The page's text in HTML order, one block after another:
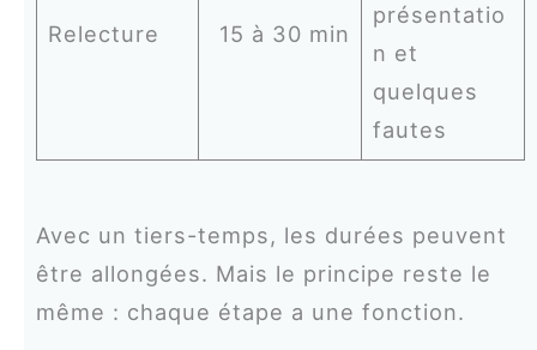
Relecture 15 à 30 min
présentatio
n et
quelques
fautes
Avec un tiers-temps, les durées peuvent
être allongées. Mais le principe reste le
même : chaque étape a une fonction.